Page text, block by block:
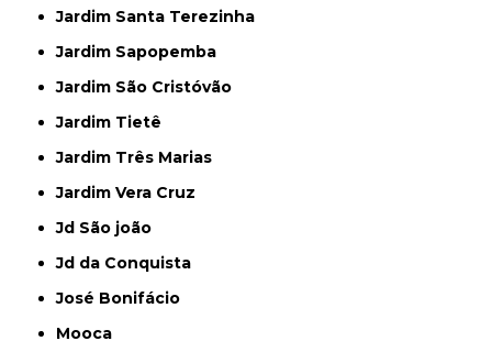
Jardim Santa Terezinha
Jardim Sapopemba
Jardim São Cristóvão
Jardim Tietê
Jardim Três Marias
Jardim Vera Cruz
Jd São joão
Jd da Conquista
José Bonifácio
Mooca